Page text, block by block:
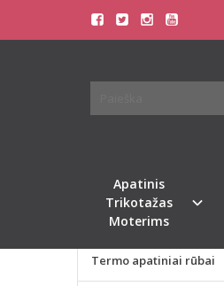
Apatinis
Trikotažas
Moterims
Valentino dienos dovana
Liemenėlės
Termo apatiniai rūbai